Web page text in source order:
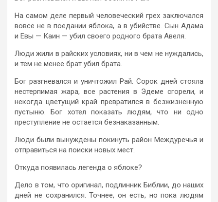
На самом деле первый человеческий грех заключался
вовсе не в поедании яблока, а в убийстве. Сын Адама
и Евы — Каин — убил своего родного брата Авеля.
Люди жили в райских условиях, ни в чем не нуждались,
и тем не менее брат убил брата.
Бог разгневался и уничтожил Рай. Сорок дней стояла
нестерпимая жара, все растения в Эдеме сгорели, и
некогда цветущий край превратился в безжизненную
пустыню. Бог хотел показать людям, что ни одно
преступление не остается безнаказанным.
Люди были вынуждены покинуть район Междуречья и
отправиться на поиски новых мест.
Откуда появилась легенда о яблоке?
Дело в том, что оригинал, подлинник Библии, до наших
дней не сохранился. Точнее, он есть, но пока людям